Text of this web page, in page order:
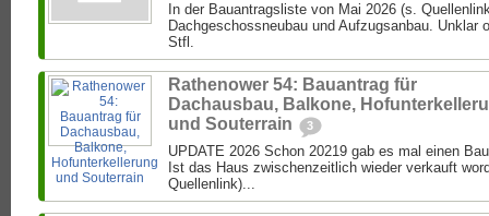
In der Bauantragsliste von Mai 2026 (s.
Dachgeschossneubau und Aufzugsanbau. Unklar
Stfl.
Rathenower 54: Bauantrag für
Dachausbau, Balkone,
und Souterrain
3
UPDATE 2026 Schon 20219 gab es mal einen
Ist das Haus zwischenzeitlich wieder verkauft
Quellenlink)...